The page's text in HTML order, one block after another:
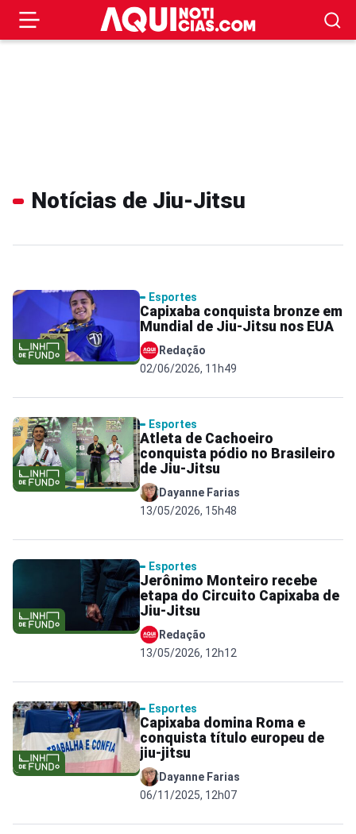
Notícias de Jiu-Jitsu
Esportes
Capixaba conquista bronze em
Mundial de Jiu-Jitsu nos EUA
Redação
02/06/2026, 11h49
Esportes
Atleta de Cachoeiro
conquista pódio no Brasileiro
de Jiu-Jitsu
Dayanne Farias
13/05/2026, 15h48
Esportes
Jerônimo Monteiro recebe
etapa do Circuito Capixaba de
Jiu-Jitsu
Redação
13/05/2026, 12h12
Esportes
Capixaba domina Roma e
conquista título europeu de
jiu-jitsu
Dayanne Farias
06/11/2025, 12h07